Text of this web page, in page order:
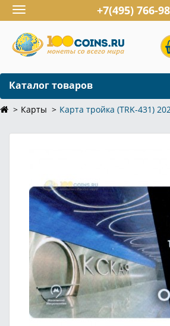
Toggle
navigation
+7(495) 766-
Каталог товаров
Карты Карта тройка (TRK-431)